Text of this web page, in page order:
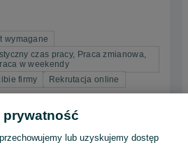
wymagane
czas pracy, Praca zmianowa,
w weekendy
firmy
Rekrutacja online
2026
prywatność
lub uzyskujemy dostęp